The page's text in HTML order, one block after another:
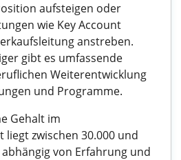
aufsteigen oder
wie Key Account
anstreben.
gibt es umfassende
Weiterentwicklung
und Programme.
Gehalt im
zwischen 30.000 und
von Erfahrung und